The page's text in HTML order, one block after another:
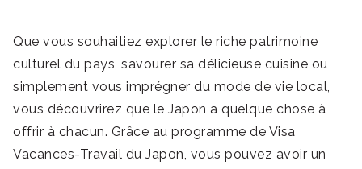
Que vous souhaitiez explorer le riche patrimoine
culturel du pays, savourer sa délicieuse cuisine ou
simplement vous imprégner du mode de vie local,
vous découvrirez que le Japon a quelque chose à
offrir à chacun. Grâce au programme de Visa
Vacances-Travail du Japon, vous pouvez avoir un